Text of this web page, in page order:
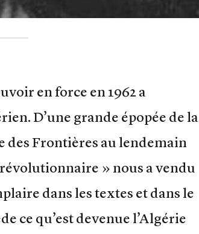
en force en 1962 a
D’une grande épopée de la
des Frontières au lendemain
révolutionnaire » nous a vendu
dans les textes et dans le
ce qu’est devenue l’Algérie